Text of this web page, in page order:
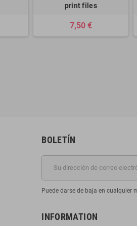
print files
7,50 €
BOLETÍN
Puede darse de baja en cualquier
INFORMATION